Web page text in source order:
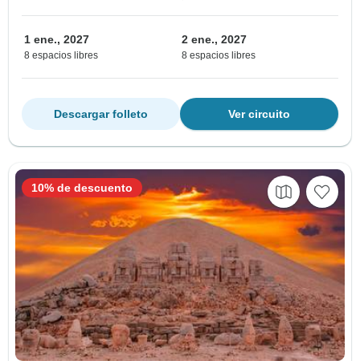
1 ene., 2027
8 espacios libres
2 ene., 2027
8 espacios libres
Ver circuito
Descargar folleto
10% de descuento